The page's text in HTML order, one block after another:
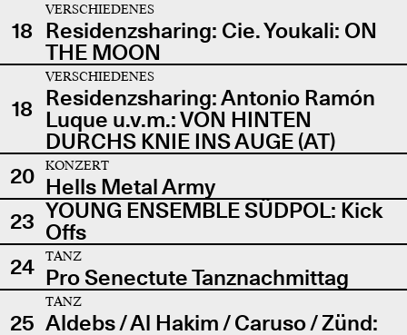
18
VERSCHIEDENES
Residenzsharing: Cie. Youkali: ON
THE MOON
18
VERSCHIEDENES
Residenzsharing: Antonio Ramón
Luque u.v.m.: VON HINTEN
DURCHS KNIE INS AUGE (AT)
20
KONZERT
Hells Metal Army
23 YOUNG ENSEMBLE SÜDPOL: Kick
Offs
24
TANZ
Pro Senectute Tanznachmittag
25
TANZ
Aldebs / Al Hakim / Caruso / Zünd: